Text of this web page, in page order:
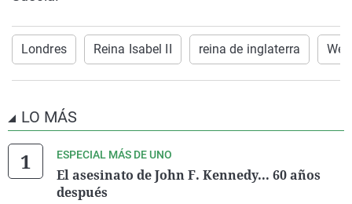
Londres Reina Isabel II reina de inglaterra
LO MÁS
ESPECIAL MÁS DE UNO
El asesinato de John F. Kennedy... 60 años
después